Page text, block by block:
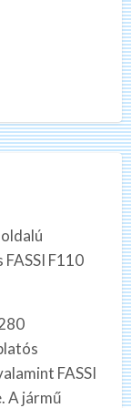
F110
FASSI
A jármű